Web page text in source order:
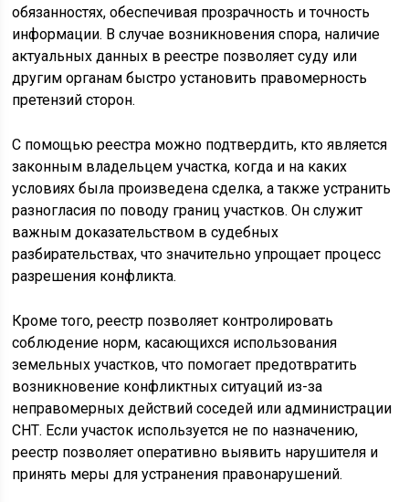
обязанностях, обеспечивая прозрачность и точность
информации. В случае возникновения спора, наличие
актуальных данных в реестре позволяет суду или
другим органам быстро установить правомерность
претензий сторон.
С помощью реестра можно подтвердить, кто является
законным владельцем участка, когда и на каких
условиях была произведена сделка, а также устранить
разногласия по поводу границ участков. Он служит
важным доказательством в судебных
разбирательствах, что значительно упрощает процесс
разрешения конфликта.
Кроме того, реестр позволяет контролировать
соблюдение норм, касающихся использования
земельных участков, что помогает предотвратить
возникновение конфликтных ситуаций из-за
неправомерных действий соседей или администрации
СНТ. Если участок используется не по назначению,
реестр позволяет оперативно выявить нарушителя и
принять меры для устранения правонарушений.